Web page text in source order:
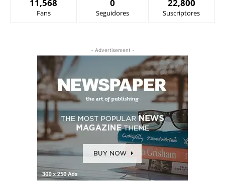
11,568
Fans
0
Seguidores
22,800
Suscriptores
- Advertisement -